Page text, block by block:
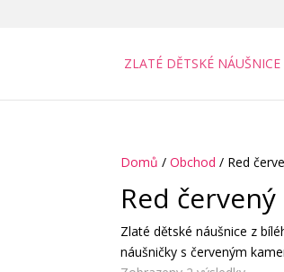
ZLATÉ DĚTSKÉ NÁUŠNICE
Domů /Obchod / Red
Red
Zlaté dětské náušnice z
náušničky s červeným